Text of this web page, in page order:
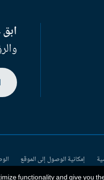
إمكانية الوصول إلى الموقع